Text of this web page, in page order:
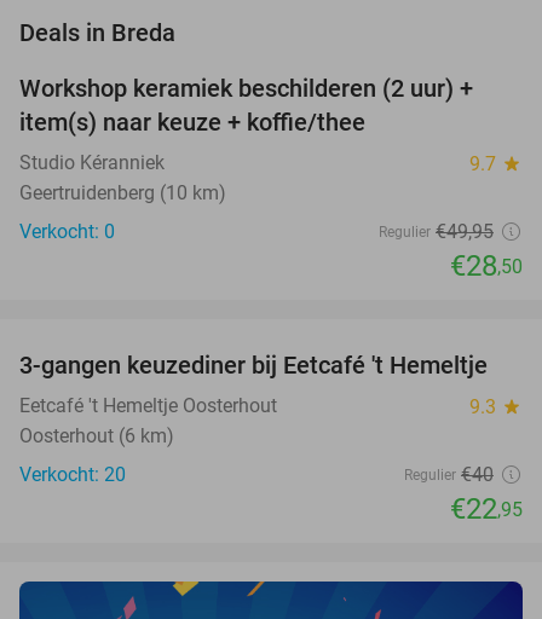
Deals in Breda
43%
TODAY
Workshop keramiek beschilderen (2 uur) +
item(s) naar keuze + koffie/thee
Studio Kéranniek 9.7 star
Geertruidenberg (10 km)
Verkocht: 0
Regulier €49,95
€28,50
43%
3-gangen keuzediner bij Eetcafé 't Hemeltje
Eetcafé 't Hemeltje Oosterhout 9.3 star
Oosterhout (6 km)
Verkocht: 20
Regulier €40
€22,95